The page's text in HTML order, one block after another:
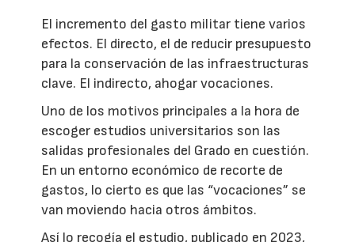
El incremento del gasto militar tiene varios
efectos. El directo, el de reducir presupuesto
para la conservación de las infraestructuras
clave. El indirecto, ahogar vocaciones.
Uno de los motivos principales a la hora de
escoger estudios universitarios son las
salidas profesionales del Grado en cuestión.
En un entorno económico de recorte de
gastos, lo cierto es que las “vocaciones” se
van moviendo hacia otros ámbitos.
Así lo recogía el estudio, publicado en 2023,